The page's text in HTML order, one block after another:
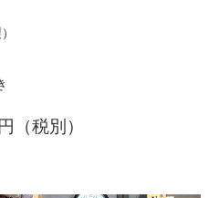
（税別）